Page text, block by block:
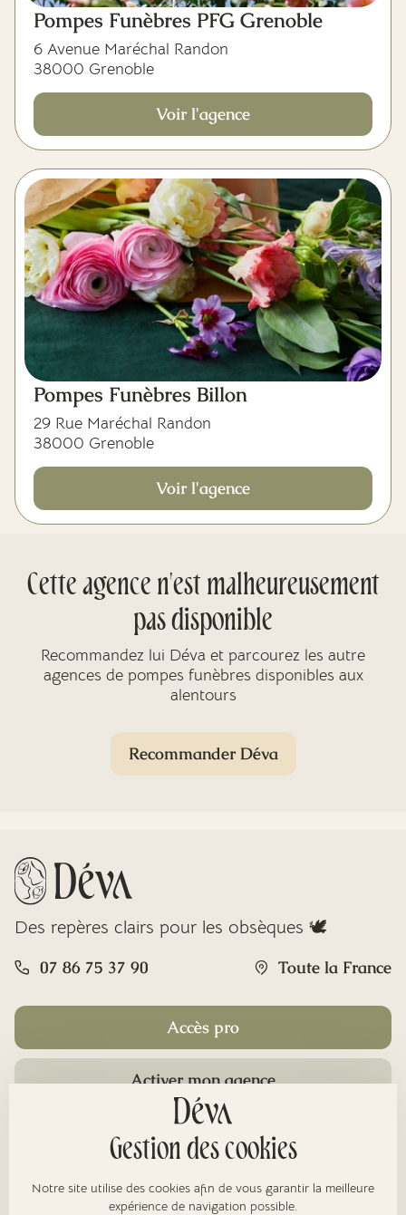
Pompes Funèbres PFG Grenoble
6 Avenue Maréchal Randon
38000 Grenoble
Voir l'agence
Pompes Funèbres Billon
29 Rue Maréchal Randon
38000 Grenoble
Voir l'agence
Cette agence n'est malheureusement
pas disponible
Recommandez lui Déva et parcourez les autre
agences de pompes funèbres disponibles aux
alentours
Recommander Déva
Des repères clairs pour les obsèques 🕊️
07 86 75 37 90 Toute la France
Accès pro
Activer mon agence
Gestion des cookies
Notre site utilise des cookies afin de vous garantir la meilleure
expérience de navigation possible.